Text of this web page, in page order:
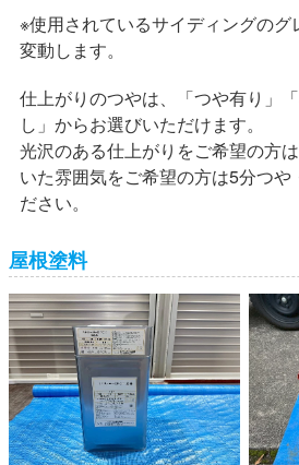
※使用されているサイディングのグ
変動します。
仕上がりのつやは、「つや有り」
し」からお選びいただけます。
光沢のある仕上がりをご希望の方
いた雰囲気をご希望の方は5分つや
ださい。
屋根塗料